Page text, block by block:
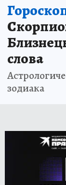
слова
зодиака